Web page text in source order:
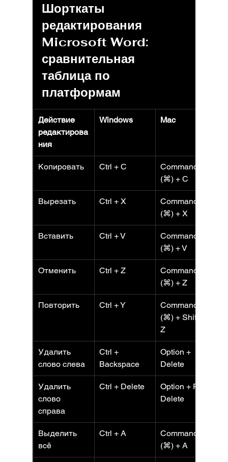
Шорткаты
редактирования
Microsoft Word:
сравнительная
таблица по
платформам
Действие
редактирова
ния
Windows Mac
Копировать Ctrl + C
Command
(⌘) + C
Вырезать Ctrl + X
Command
(⌘) + X
Вставить Ctrl + V
Command
(⌘) + V
Отменить Ctrl + Z
Command
(⌘) + Z
Повторить Ctrl + Y
Command
(⌘) + Shift +
Z
Удалить
слово слева
Ctrl +
Backspace
Option +
Delete
Удалить
слово
справа
Ctrl + Delete
Option + Fn +
Delete
Выделить
всё
Ctrl + A
Command
(⌘) + A